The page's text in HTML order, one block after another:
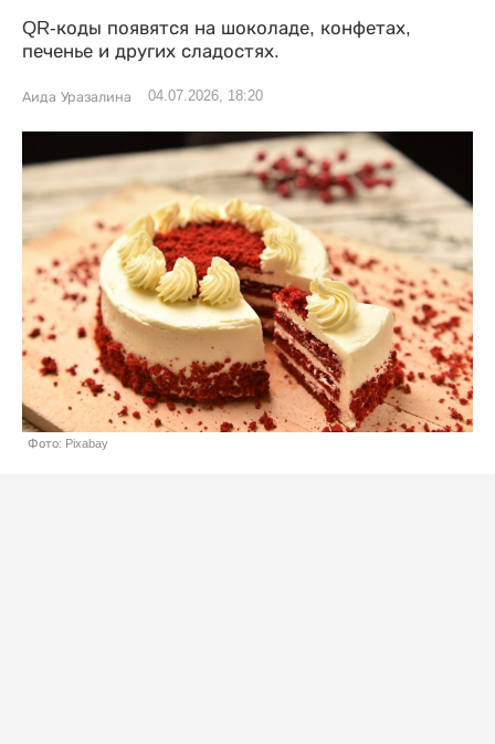
QR-коды появятся на шоколаде, конфетах,
печенье и других сладостях.
Аида Уразалина 04.07.2026, 18:20
Фото: Pixabay